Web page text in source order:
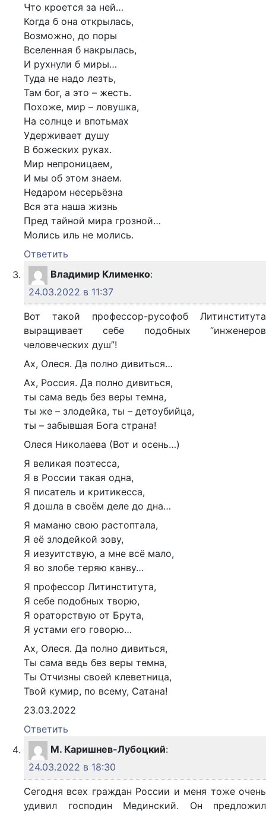
Что кроется за ней…
Когда б она открылась,
Возможно, до поры
Вселенная б накрылась,
И рухнули б миры…
Туда не надо лезть,
Там бог, а это – жесть.
Похоже, мир – ловушка,
На солнце и впотьмах
Удерживает душу
В божеских руках.
Мир непроницаем,
И мы об этом знаем.
Недаром несерьёзна
Вся эта наша жизнь
Пред тайной мира грозной…
Молись иль не молись.
Ответить
Владимир Клименко:
24.03.2022 в 11:37
Вот такой профессор-русофоб Литинститута
выращивает себе подобных “инженеров
человеческих душ”!
Ах, Олеся. Да полно дивиться…
Ах, Россия. Да полно дивиться,
ты сама ведь без веры темна,
ты же – злодейка, ты – детоубийца,
ты – забывшая Бога страна!
Олеся Николаева (Вот и осень…)
Я великая поэтесса,
Я в России такая одна,
Я писатель и критикесса,
Я дошла в своём деле до дна…
Я маманю свою растоптала,
Я её злодейкой зову,
Я иезуитствую, а мне всё мало,
Я во злобе теряю канву…
Я профессор Литинститута,
Я себе подобных творю,
Я ораторствую от Брута,
Я устами его говорю…
Ах, Олеся. Да полно дивиться,
Ты сама ведь без веры темна,
Ты Отчизны своей клеветница,
Твой кумир, по всему, Сатана!
23.03.2022
Ответить
М. Каришнев-Лубоцкий:
24.03.2022 в 18:30
Сегодня всех граждан России и меня тоже очень
удивил господин Мединский. Он предложил